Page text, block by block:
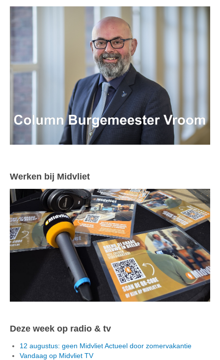
Werken bij Midvliet
Deze week op radio & tv
12 augustus: geen Midvliet Actueel door zomervakantie
Vandaag op Midvliet TV